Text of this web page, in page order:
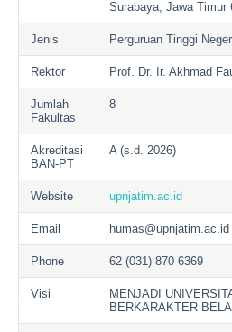
Surabaya, Jawa Timur
Jenis Perguruan Tinggi
Rektor Prof. Dr. Ir. Akhmad
Jumlah
Fakultas
8
Akreditasi
BAN-PT
A (s.d. 2026)
Website upnjatim.ac.id
Email humas@upnjatim.ac.id
Phone 62 (031) 870 6369
Visi
MENJADI
BERKARAKTER